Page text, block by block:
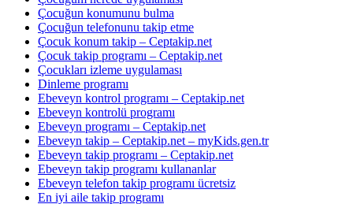
Çocuğun konumunu bulma
Çocuğun telefonunu takip etme
Çocuk konum takip – Ceptakip.net
Çocuk takip programı – Ceptakip.net
Çocukları izleme uygulaması
Dinleme programı
Ebeveyn kontrol programı – Ceptakip.net
Ebeveyn kontrolü programı
Ebeveyn programı – Ceptakip.net
Ebeveyn takip – Ceptakip.net – myKids.gen.tr
Ebeveyn takip programı – Ceptakip.net
Ebeveyn takip programı kullananlar
Ebeveyn telefon takip programı ücretsiz
En iyi aile takip programı